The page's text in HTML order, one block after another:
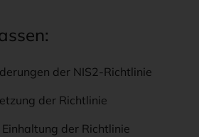
der NIS2-Richtlinie
der Richtlinie
der Richtlinie